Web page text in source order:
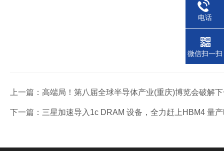
上一篇： 高端局！第八届全球半导体产业(重庆)博览会破解
下一篇： 三星加速导入1c DRAM 设备，全力赶上HBM4 量
电话
微信扫一扫